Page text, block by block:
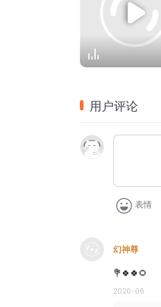
用户评论
表情
幻神尊
💐🍀🍀🌻
2020-06